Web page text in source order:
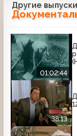
Другие
01:02:44
38:13